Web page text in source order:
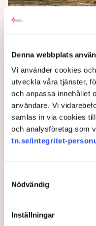
Denna webbplats
Vi använder cookies
utveckla våra tjänster,
och anpassa innehållet
användare. Vi
samlas in via cookies
och analysföretag som
tn.se/integritet-
Nödvändig
Inställningar
företagare
”80 procent
försvinner”
Myndigheter tvingar
eller krympa utan att
vilket har skapat en
är att både